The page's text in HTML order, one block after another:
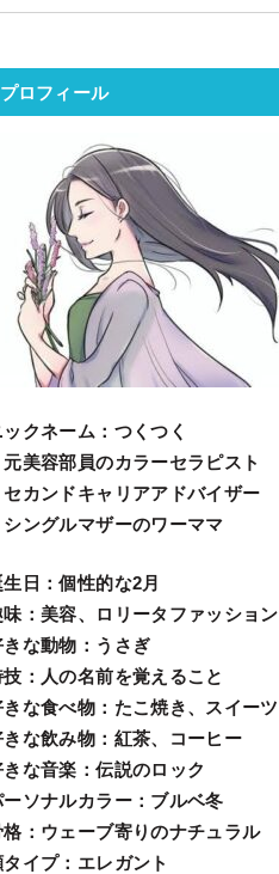
プロフィール
ックネーム ：つくつく
元美容部員のカラーセラピスト
セカンドキャリアアドバイザー
シングルマザーのワーママ
日 ：個性的な2月
味 ：美容、ロリータファッション
きな動物 ：うさぎ
技 ：人の名前を覚えること
きな食べ物 ：たこ焼き、スイーツ
きな飲み物：紅茶、コーヒー
きな音楽：伝説のロック
ーソナルカラー：ブルベ冬
格：ウェーブ寄りのナチュラル
タイプ：エレガン ト